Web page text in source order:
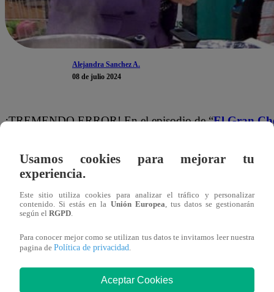
Alejandra Sanchez A.
08 de julio 2024
¡TREMENDO ERROR! En el episodio de “El Gran
EQUIVOCÓ y se dio cuenta un poco tarde porque YA
Arguelles y Santiago Suárez podrían
En la nueva Noche de Eliminación, los participantes
Santiago cometió ese blooper que intentó solucionar
No saben lo que me pasó gente. Corté el pollo y no
Usamos cookies para mejorar tu
experiencia.
Este sitio utiliza cookies para analizar el tráfico y personalizar
contenido. Si estás en la Unión Europea, tus datos se gestionarán
según el RGPD.
Para conocer mejor como se utilizan tus datos te invitamos leer nuestra
pagina de Política de privacidad.
Aceptar Cookies